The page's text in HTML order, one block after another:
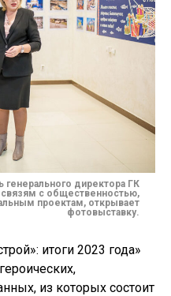
директора ГК
связям с общественностью,
проектам, открывает
фотовыставку.
итоги 2023 года»
из которых состоит